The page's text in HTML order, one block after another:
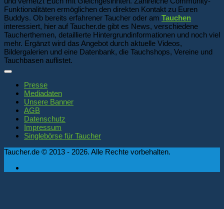
Funktionalitäten ermöglichen den direkten Kontakt zu Euren
Buddys. Ob bereits erfahrener Taucher oder am Tauchen
interessiert, hier auf Taucher.de gibt es News, verschiedene
Taucherthemen, detaillierte Hintergrundinformationen und noch viel
mehr. Ergänzt wird das Angebot durch aktuelle Videos,
Bildergalerien und eine Datenbank, die Tauchshops, Vereine und
Tauchbasen auflistet.
Presse
Mediadaten
Unsere Banner
AGB
Datenschutz
Impressum
Singlebörse für Taucher
Taucher.de © 2013 - 2026. Alle Rechte vorbehalten.